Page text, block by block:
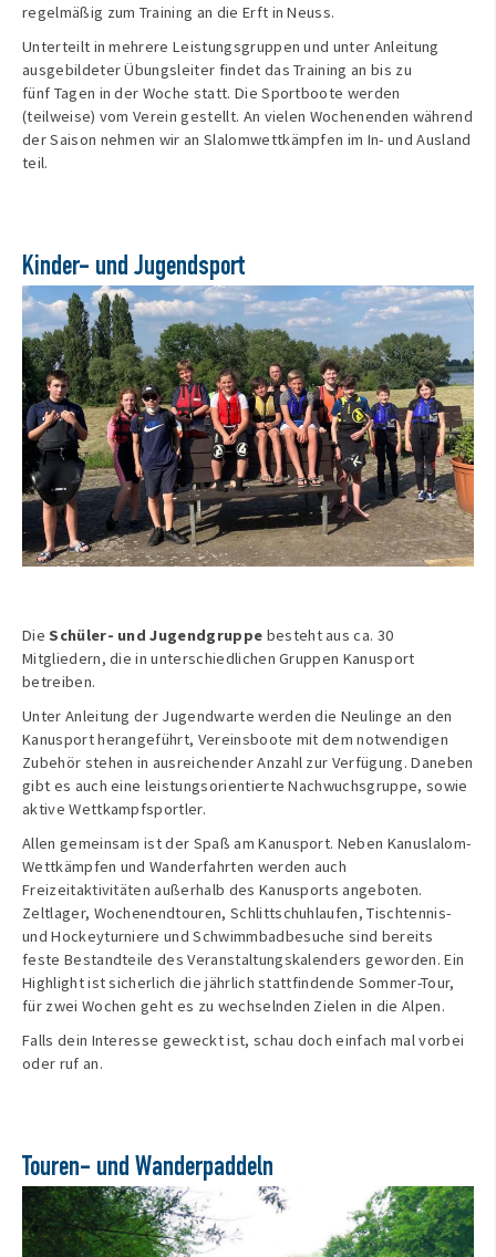
regelmäßig zum Training an die Erft in Neuss.
Unterteilt in mehrere Leistungsgruppen und unter Anleitung
ausgebildeter Übungsleiter findet das Training an bis zu
fünf Tagen in der Woche statt. Die Sportboote werden
(teilweise) vom Verein gestellt. An vielen Wochenenden während
der Saison nehmen wir an Slalomwettkämpfen im In- und Ausland
teil.
Kinder- und Jugendsport
Die Schüler- und Jugendgruppe besteht aus ca. 30
Mitgliedern, die in unterschiedlichen Gruppen Kanusport
betreiben.
Unter Anleitung der Jugendwarte werden die Neulinge an den
Kanusport herangeführt, Vereinsboote mit dem notwendigen
Zubehör stehen in ausreichender Anzahl zur Verfügung. Daneben
gibt es auch eine leistungsorientierte Nachwuchsgruppe, sowie
aktive Wettkampfsportler.
Allen gemeinsam ist der Spaß am Kanusport. Neben Kanuslalom-
Wettkämpfen und Wanderfahrten werden auch
Freizeitaktivitäten außerhalb des Kanusports angeboten.
Zeltlager, Wochenendtouren, Schlittschuhlaufen, Tischtennis-
und Hockeyturniere und Schwimmbadbesuche sind bereits
feste Bestandteile des Veranstaltungskalenders geworden. Ein
Highlight ist sicherlich die jährlich stattfindende Sommer-Tour,
für zwei Wochen geht es zu wechselnden Zielen in die Alpen.
Falls dein Interesse geweckt ist, schau doch einfach mal vorbei
oder ruf an.
Touren- und Wanderpaddeln